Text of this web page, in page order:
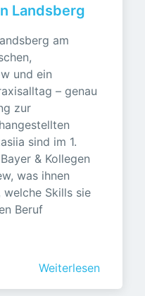
Landsberg
am
und ein
– genau
zur
sind im 1.
& Kollegen
was ihnen
Skills sie
Beruf
Weiterlesen